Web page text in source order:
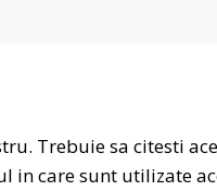
Trebuie sa citesti
care sunt utilizate